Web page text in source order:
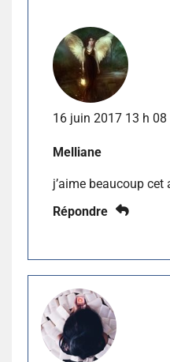
16 juin 2017 13 h 08
Melliane
j’aime beaucoup cet
Répondre